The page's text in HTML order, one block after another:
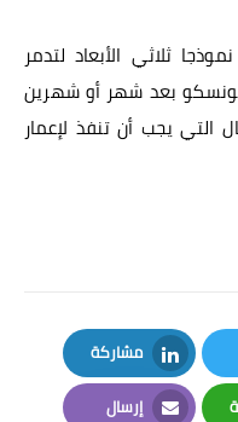
ثلاثي الأبعاد لتدمر
بعد شهر أو شهرين
التي يجب أن تنفذ لإعمار
مشاركة
LinkedIn
إرسال